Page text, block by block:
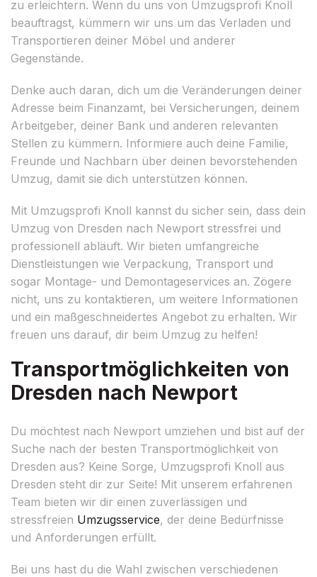
zu erleichtern. Wenn du uns von Umzugsprofi Knoll
beauftragst, kümmern wir uns um das Verladen und
Transportieren deiner Möbel und anderer
Gegenstände.
Denke auch daran, dich um die Veränderungen deiner
Adresse beim Finanzamt, bei Versicherungen, deinem
Arbeitgeber, deiner Bank und anderen relevanten
Stellen zu kümmern. Informiere auch deine Familie,
Freunde und Nachbarn über deinen bevorstehenden
Umzug, damit sie dich unterstützen können.
Mit Umzugsprofi Knoll kannst du sicher sein, dass dein
Umzug von Dresden nach Newport stressfrei und
professionell abläuft. Wir bieten umfangreiche
Dienstleistungen wie Verpackung, Transport und
sogar Montage- und Demontageservices an. Zögere
nicht, uns zu kontaktieren, um weitere Informationen
und ein maßgeschneidertes Angebot zu erhalten. Wir
freuen uns darauf, dir beim Umzug zu helfen!
Transportmöglichkeiten von
Dresden nach Newport
Du möchtest nach Newport umziehen und bist auf der
Suche nach der besten Transportmöglichkeit von
Dresden aus? Keine Sorge, Umzugsprofi Knoll aus
Dresden steht dir zur Seite! Mit unserem erfahrenen
Team bieten wir dir einen zuverlässigen und
stressfreien Umzugsservice, der deine Bedürfnisse
und Anforderungen erfüllt.
Bei uns hast du die Wahl zwischen verschiedenen